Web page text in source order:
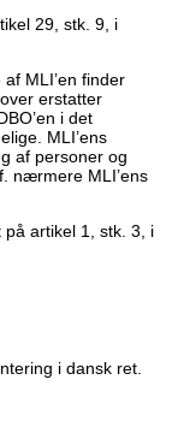
29, stk. 9, i
MLI’en finder
erstatter
i det
MLI’ens
af personer og
nærmere MLI’ens
på artikel 1, stk. 3, i
i dansk ret.